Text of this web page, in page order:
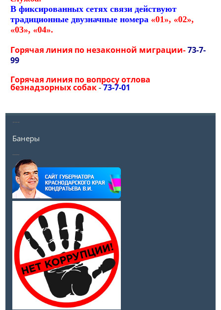
В фиксированных сетях связи действуют
традиционные двузначные номера «01», «02»,
«03», «04».
Горячая линия по незаконной миграции-73-7-
99
Горячая линия по вопросу отлова
безнадзорных собак-73-7-01
---
Банеры